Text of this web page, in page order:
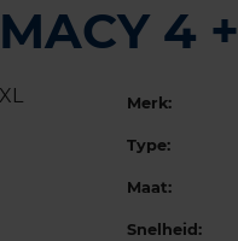
4 +
Merk:
Type:
Maat:
Snelheid: